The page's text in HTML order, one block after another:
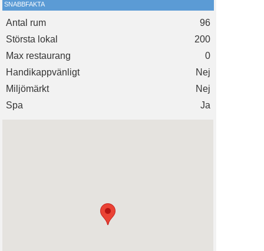
SNABBFAKTA
Antal rum
96
Största lokal
200
Max restaurang
0
Handikappvänligt
Nej
Miljömärkt
Nej
Spa
Ja